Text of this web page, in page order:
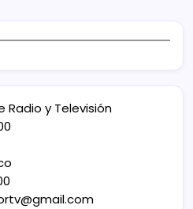
Radio y Televisión